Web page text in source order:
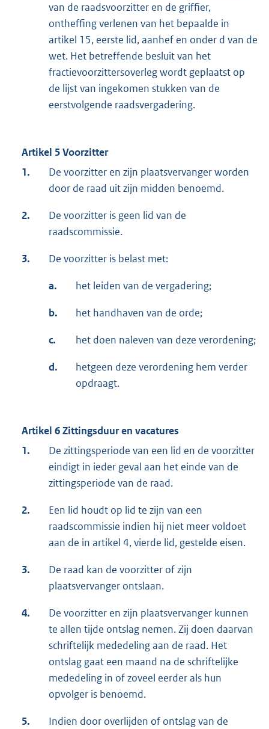
van de raadsvoorzitter en de griffier,
ontheffing verlenen van het bepaalde in
artikel 15, eerste lid, aanhef en onder d van de
wet. Het betreffende besluit van het
fractievoorzittersoverleg wordt geplaatst op
de lijst van ingekomen stukken van de
eerstvolgende raadsvergadering.
Artikel 5 Voorzitter
1.
De voorzitter en zijn plaatsvervanger worden
door de raad uit zijn midden benoemd.
2.
De voorzitter is geen lid van de
raadscommissie.
3. De voorzitter is belast met:
a. het leiden van de vergadering;
b. het handhaven van de orde;
c. het doen naleven van deze verordening;
d.
hetgeen deze verordening hem verder
opdraagt.
Artikel 6 Zittingsduur en vacatures
1.
De zittingsperiode van een lid en de voorzitter
eindigt in ieder geval aan het einde van de
zittingsperiode van de raad.
2.
Een lid houdt op lid te zijn van een
raadscommissie indien hij niet meer voldoet
aan de in artikel 4, vierde lid, gestelde eisen.
3.
De raad kan de voorzitter of zijn
plaatsvervanger ontslaan.
4.
De voorzitter en zijn plaatsvervanger kunnen
te allen tijde ontslag nemen. Zij doen daarvan
schriftelijk mededeling aan de raad. Het
ontslag gaat een maand na de schriftelijke
mededeling in of zoveel eerder als hun
opvolger is benoemd.
5.
Indien door overlijden of ontslag van de